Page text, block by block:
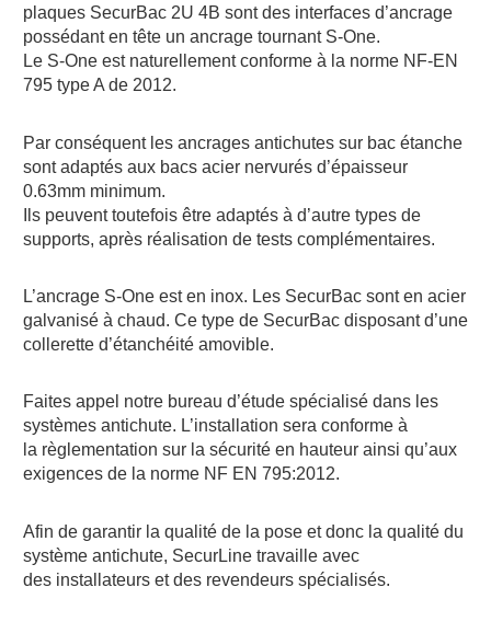
plaques SecurBac 2U 4B sont des interfaces d’ancrage
possédant en tête un ancrage tournant S-One.
Le S-One est naturellement conforme à la norme NF-EN
795 type A de 2012.
Par conséquent les ancrages antichutes sur bac étanche
sont adaptés aux bacs acier nervurés d’épaisseur
0.63mm minimum.
Ils peuvent toutefois être adaptés à d’autre types de
supports, après réalisation de tests complémentaires.
L’ancrage S-One est en inox. Les SecurBac sont en acier
galvanisé à chaud. Ce type de SecurBac disposant d’une
collerette d’étanchéité amovible.
Faites appel notre bureau d’étude spécialisé dans les
systèmes antichute. L’installation sera conforme à
la règlementation sur la sécurité en hauteur ainsi qu’aux
exigences de la norme NF EN 795:2012.
Afin de garantir la qualité de la pose et donc la qualité du
système antichute, SecurLine travaille avec
des installateurs et des revendeurs spécialisés.